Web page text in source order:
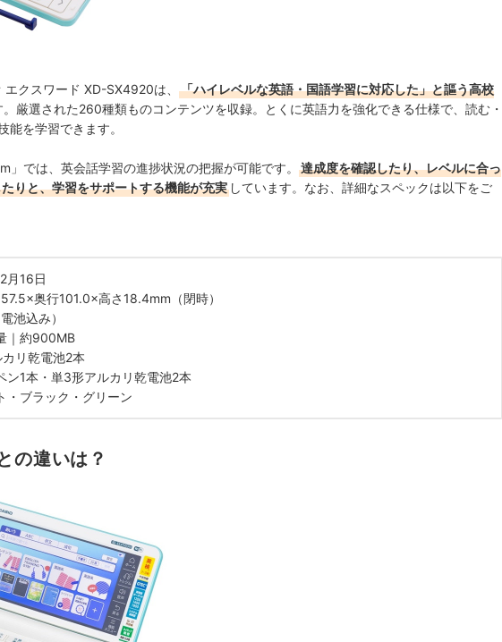
クスワード XD-SX4920は、
「ハイレベルな英語・国語学習に対応した」と謳う高校
。厳選された260種類ものコンテンツを収録。
とくに英語力を強化できる仕様で、読む・
能を学習できます。
」では、英会話学習の進捗状況の把握が可能です。
達成度を確認したり、レベルに合っ
りと、学習をサポートする機能が充実 しています。なお、詳細なスペックは以下をご
月16日
奥行101.0×高さ18.4mm（閉時）
池込み）
｜約900MB
リ乾電池2本
ン1本・単3形アルカリ乾電池2本
・ブラック・グリーン
の違いは？